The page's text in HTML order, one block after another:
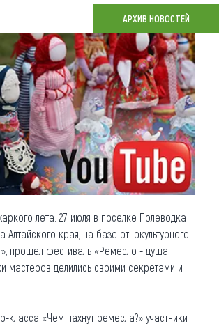
АРХИВ НОВОСТЕЙ
лета. 27 июля в поселке Полеводка
Алтайского края, на базе этнокультурного
прошёл фестиваль «Ремесло - душа
мастеров делились своими секретами и
класса «Чем пахнут ремесла?» участники